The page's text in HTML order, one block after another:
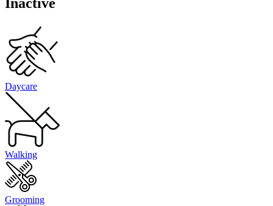
Daycare
Walking
Grooming